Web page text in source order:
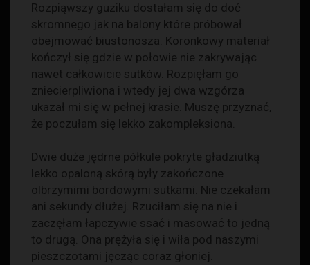
Rozpiąwszy guziku dostałam się do doć
skromnego jak na balony które próbował
obejmować biustonosza. Koronkowy materiał
kończył się gdzie w połowie nie zakrywając
nawet całkowicie sutków. Rozpięłam go
zniecierpliwiona i wtedy jej dwa wzgórza
ukazał mi się w pełnej krasie. Muszę przyznać,
że poczułam się lekko zakompleksiona.
Dwie duże jędrne półkule pokryte gładziutką
lekko opaloną skórą były zakończone
olbrzymimi bordowymi sutkami. Nie czekałam
ani sekundy dłużej. Rzuciłam się na nie i
zaczęłam łapczywie ssać i masować to jedną
to drugą. Ona prężyła się i wiła pod naszymi
pieszczotami jęcząc coraz głoniej.